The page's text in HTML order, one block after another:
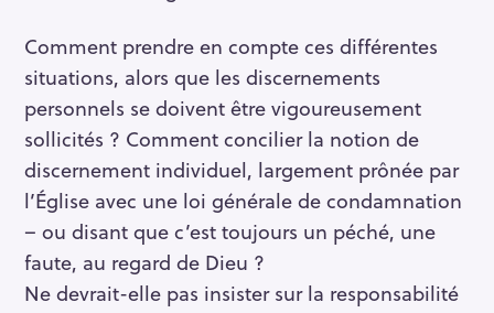
Comment prendre en compte ces différentes
situations, alors que les discernements
personnels se doivent être vigoureusement
sollicités ? Comment concilier la notion de
discernement individuel, largement prônée par
l’Église avec une loi générale de condamnation
– ou disant que c’est toujours un péché, une
faute, au regard de Dieu ?
Ne devrait-elle pas insister sur la responsabilité